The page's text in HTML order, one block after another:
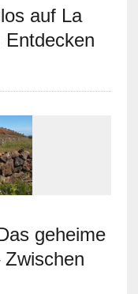
auf La
Entdecken
geheime